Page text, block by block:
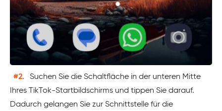
#2. Suchen Sie die Schaltfläche in der unteren Mitte
Ihres TikTok-Startbildschirms und tippen Sie darauf.
Dadurch gelangen Sie zur Schnittstelle für die